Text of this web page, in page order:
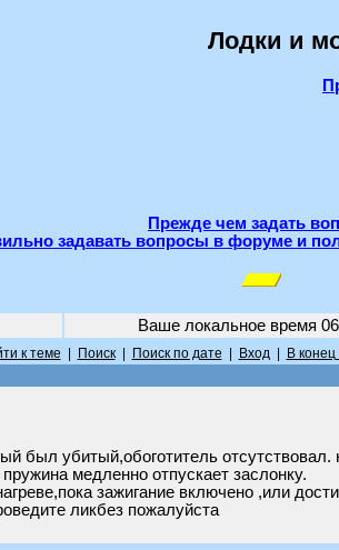
Лодки и
Прежде чем задать
задавать вопросы в форуме и
Ваше локальное время
к теме Поиск| Поиск по дате Вход| В
был убитый,обоготитель
медленно отпускает заслонку.
зажигание включено ,или
ликбез пожалуйста